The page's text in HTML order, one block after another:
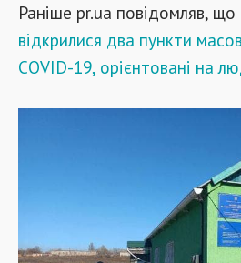
Раніше pr.ua повідомляв, що
відкрилися два пункти
COVID-19, орієнтовані на